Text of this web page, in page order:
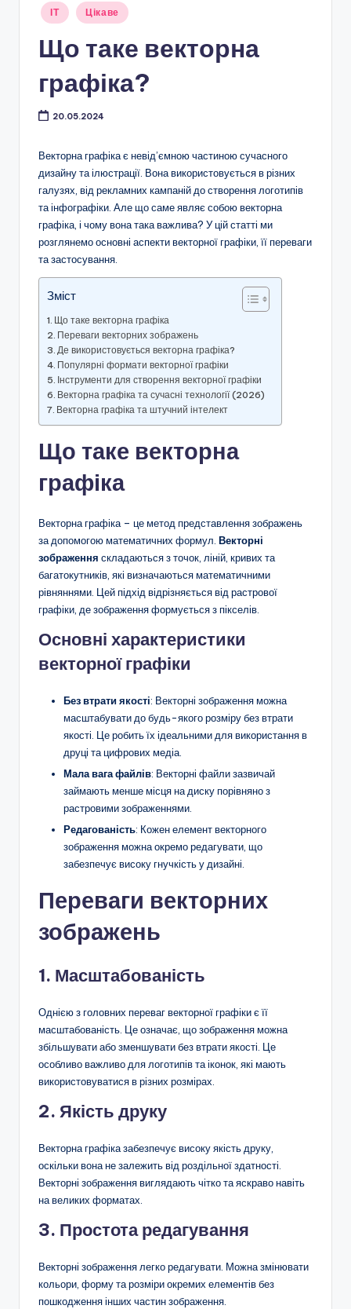
Опубліковано
ІТ Цікаве
Що таке векторна
графіка?
20.05.2024
Векторна графіка є невід’ємною частиною сучасного
дизайну та ілюстрації. Вона використовується в різних
галузях, від рекламних кампаній до створення логотипів
та інфографіки. Але що саме являє собою векторна
графіка, і чому вона така важлива? У цій статті ми
розглянемо основні аспекти векторної графіки, її переваги
та застосування.
Зміст
Що таке векторна графіка
Переваги векторних зображень
Де використовується векторна графіка?
Популярні формати векторної графіки
Інструменти для створення векторної графіки
Векторна графіка та сучасні технології (2026)
Векторна графіка та штучний інтелект
Що таке векторна
графіка
Векторна графіка – це метод представлення зображень
за допомогою математичних формул. Векторні
зображення складаються з точок, ліній, кривих та
багатокутників, які визначаються математичними
рівняннями. Цей підхід відрізняється від растрової
графіки, де зображення формується з пікселів.
Основні характеристики
векторної графіки
Без втрати якості: Векторні зображення можна
масштабувати до будь-якого розміру без втрати
якості. Це робить їх ідеальними для використання в
друці та цифрових медіа.
Мала вага файлів: Векторні файли зазвичай
займають менше місця на диску порівняно з
растровими зображеннями.
Редагованість: Кожен елемент векторного
зображення можна окремо редагувати, що
забезпечує високу гнучкість у дизайні.
Переваги векторних
зображень
1. Масштабованість
Однією з головних переваг векторної графіки є її
масштабованість. Це означає, що зображення можна
збільшувати або зменшувати без втрати якості. Це
особливо важливо для логотипів та іконок, які мають
використовуватися в різних розмірах.
2. Якість друку
Векторна графіка забезпечує високу якість друку,
оскільки вона не залежить від роздільної здатності.
Векторні зображення виглядають чітко та яскраво навіть
на великих форматах.
3. Простота редагування
Векторні зображення легко редагувати. Можна змінювати
кольори, форму та розміри окремих елементів без
пошкодження інших частин зображення.